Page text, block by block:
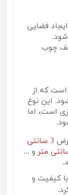
فضایی
چوب
که از
این نوع
است، اما
3 سانتی
و ...
به راحتی می توان نبشی های PVC با کیفیت و